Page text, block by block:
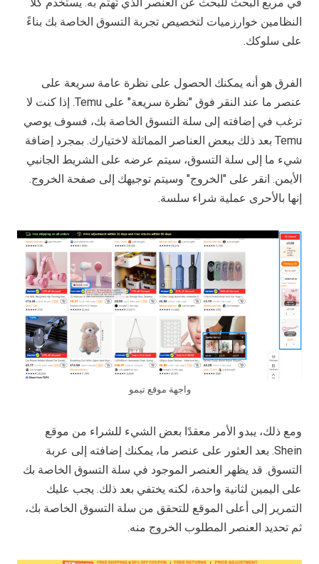
النظامين خوارزميات لتخصيص تجربة التسوق الخاصة بك بناءً
على سلوكك.
الفرق هو أنه يمكنك الحصول على نظرة عامة سريعة على
عنصر ما عند النقر فوق "نظرة سريعة" على Temu. إذا كنت لا
ترغب في إضافته إلى سلة التسوق الخاصة بك، فسوف يوصي
Temu بعد ذلك ببعض العناصر المماثلة لاختيارك. بمجرد إضافة
شيء ما إلى سلة التسوق، سيتم عرضه على الشريط الجانبي
الأيمن. انقر على "الخروج" وسيتم توجيهك إلى صفحة الخروج.
إنها بالأحرى عملية شراء سلسة.
واجهة موقع تيمو
ومع ذلك، يبدو الأمر معقدًا بعض الشيء للشراء من موقع
Shein. بعد العثور على عنصر ما، يمكنك إضافته إلى عربة
التسوق. قد يظهر العنصر الموجود في سلة التسوق الخاصة بك
على اليمين لثانية واحدة، لكنه يختفي بعد ذلك. يجب عليك
التمرير إلى أعلى الموقع للتحقق من سلة التسوق الخاصة بك،
ثم تحديد العنصر المطلوب الخروج منه.